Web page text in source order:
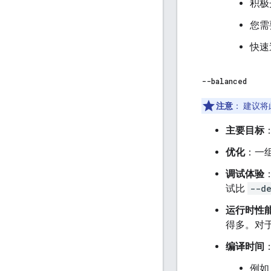
积
您
快
--balanced
注意 ： 建议将
主要目标
优化：一
调试体验
试比 --
运行时性
得多。对
编译时间
例